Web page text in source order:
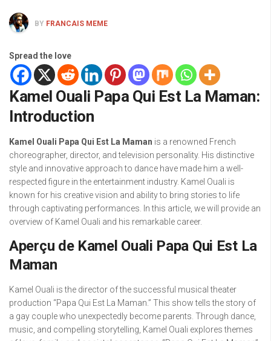
BY FRANCAIS MEME
Spread the love
Kamel Ouali Papa Qui Est La Maman:
Introduction
Kamel Ouali Papa Qui Est La Maman is a renowned French
choreographer, director, and television personality. His distinctive
style and innovative approach to dance have made him a well-
respected figure in the entertainment industry. Kamel Ouali is
known for his creative vision and ability to bring stories to life
through captivating performances. In this article, we will provide an
overview of Kamel Ouali and his remarkable career.
Aperçu de Kamel Ouali Papa Qui Est La
Maman
Kamel Ouali is the director of the successful musical theater
production “Papa Qui Est La Maman.” This show tells the story of
a gay couple who unexpectedly become parents. Through dance,
music, and compelling storytelling, Kamel Ouali explores themes